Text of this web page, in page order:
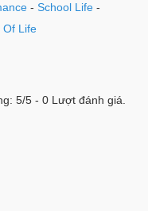
-School Life -
Of Life
5/5 - 0 Lượt đánh giá.